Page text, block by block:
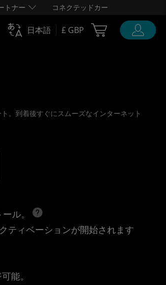
トナー コネクテッドカー
日本語 £ GBP Cart Ubigi
。到着後すぐにスムーズなインターネット
ル。
ティベーションが開始されます
能。